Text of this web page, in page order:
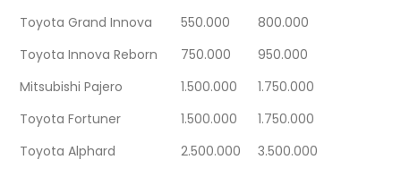
Toyota Grand Innova
550.000
800.000
Toyota Innova Reborn
750.000
950.000
Mitsubishi Pajero
1.500.000
1.750.000
Toyota Fortuner
1.500.000
1.750.000
Toyota Alphard
2.500.000 3.500.000